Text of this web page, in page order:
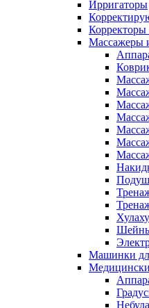
Ирригаторы
Корректоры
Массажеры
Машинки